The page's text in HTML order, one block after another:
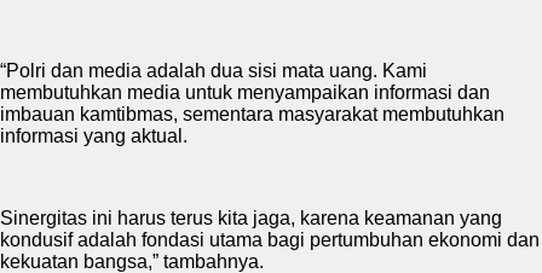
“Polri dan media adalah dua sisi mata uang. Kami
membutuhkan media untuk menyampaikan informasi dan
imbauan kamtibmas, sementara masyarakat membutuhkan
informasi yang aktual.
Sinergitas ini harus terus kita jaga, karena keamanan yang
kondusif adalah fondasi utama bagi pertumbuhan ekonomi dan
kekuatan bangsa,” tambahnya.